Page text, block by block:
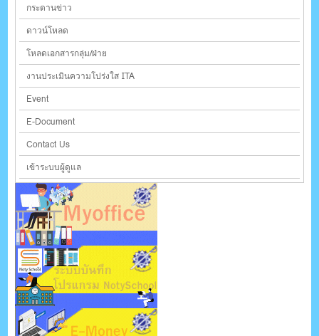
กระดานข่าว
ดาวน์โหลด
โหลดเอกสารกลุ่ม/ฝ่าย
งานประเมินความโปร่งใส ITA
Event
E-Document
Contact Us
เข้าระบบผู้ดูแล